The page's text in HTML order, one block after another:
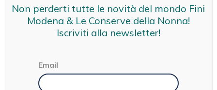
gourmet
Non perderti tutte le novità del mondo Fini
Modena & Le Conserve della Nonna!
Iscriviti alla newsletter!
Email